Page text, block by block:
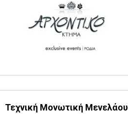
Τεχνική Μονωτική Μενελάου